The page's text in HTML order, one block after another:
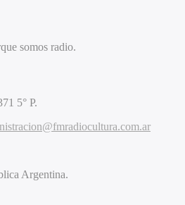
somos radio.
5° P.
Argentina.